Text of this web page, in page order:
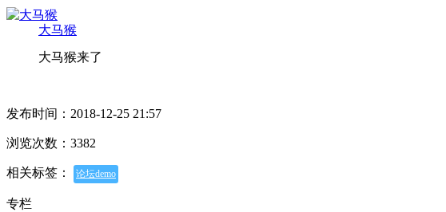
大马猴
大马猴来了
发布时间：2018-12-25 21:57
浏览次数：3382
相关标签： 论坛demo
专栏